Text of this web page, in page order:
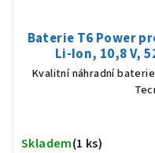
Baterie T6 Power
Li-Ion, 10,8 V,
Kvalitní náhradní
Skladem(1 ks)